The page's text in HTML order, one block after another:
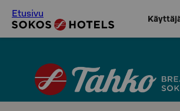
Etusivu